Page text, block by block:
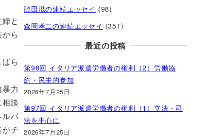
と
ら
ら
力
談
ルパ
チ
脇田滋の連続エッセイ (98)
森岡孝二の連続エッセイ (351)
最近の投稿
第98回 イタリア派遣労働者の権利（2）労働協
約・民主的参加
2026年7月25日
第97回 イタリア派遣労働者の権利（1）立法・司
法を中心に
2026年7月25日